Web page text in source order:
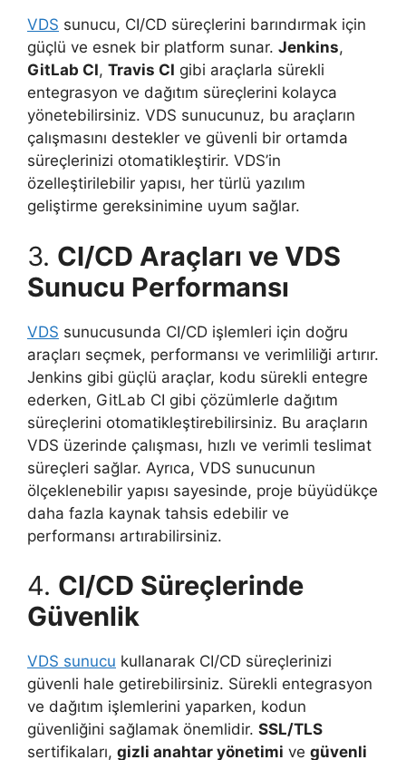
VDS sunucu, CI/CD süreçlerini barındırmak için
güçlü ve esnek bir platform sunar. Jenkins,
GitLab CI, Travis CI gibi araçlarla sürekli
entegrasyon ve dağıtım süreçlerini kolayca
yönetebilirsiniz. VDS sunucunuz, bu araçların
çalışmasını destekler ve güvenli bir ortamda
süreçlerinizi otomatikleştirir. VDS’in
özelleştirilebilir yapısı, her türlü yazılım
geliştirme gereksinimine uyum sağlar.
3. CI/CD Araçları ve VDS
Sunucu Performansı
VDS sunucusunda CI/CD işlemleri için doğru
araçları seçmek, performansı ve verimliliği artırır.
Jenkins gibi güçlü araçlar, kodu sürekli entegre
ederken, GitLab CI gibi çözümlerle dağıtım
süreçlerini otomatikleştirebilirsiniz. Bu araçların
VDS üzerinde çalışması, hızlı ve verimli teslimat
süreçleri sağlar. Ayrıca, VDS sunucunun
ölçeklenebilir yapısı sayesinde, proje büyüdükçe
daha fazla kaynak tahsis edebilir ve
performansı artırabilirsiniz.
4. CI/CD Süreçlerinde
Güvenlik
VDS sunucu kullanarak CI/CD süreçlerinizi
güvenli hale getirebilirsiniz. Sürekli entegrasyon
ve dağıtım işlemlerini yaparken, kodun
güvenliğini sağlamak önemlidir. SSL/TLS
sertifikaları, gizli anahtar yönetimi ve güvenli